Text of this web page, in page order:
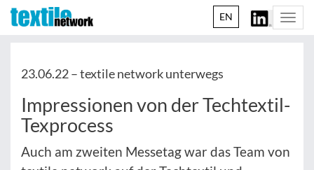
EN
23.06.22 –textile network unterwegs
Impressionen von der Techtextil-
Texprocess
Auch am zweiten Messetag war das Team von